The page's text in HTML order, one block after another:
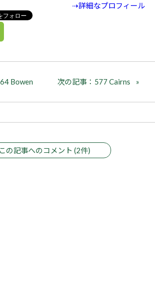
⇢詳細なプロフィール
Bowen 次の記事：577 Cairns
この記事へのコメント (2件)